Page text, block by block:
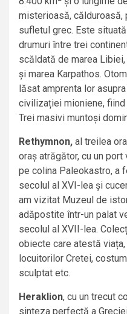
misterioasă, călduroasă,
sufletul grec. Este
drumuri între trei
scăldată de marea
și marea Karpathos.
lăsat amprenta lor
civilizației mioniene,
Trei masivi muntoși
Rethymnon, al treilea
oraș atrăgător, cu un
pe colina Paleokastro, a
secolul al XVI-lea și
am vizitat Muzeul de
adăpostite într-un palat
secolul al XVII-lea.
obiecte care atestă
locuitorilor Cretei,
sculptat etc.
Heraklion, cu un trecut
sinteza perfectă a